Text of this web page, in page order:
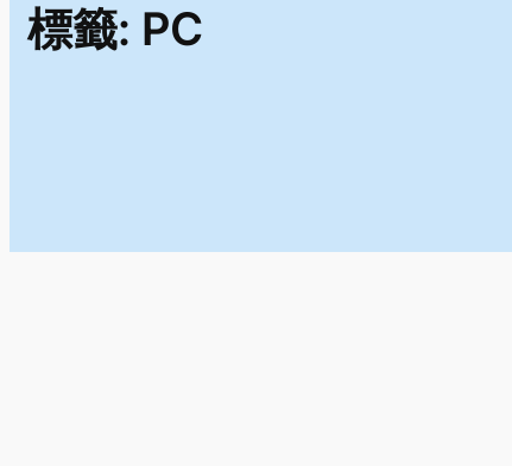
標籤: PC